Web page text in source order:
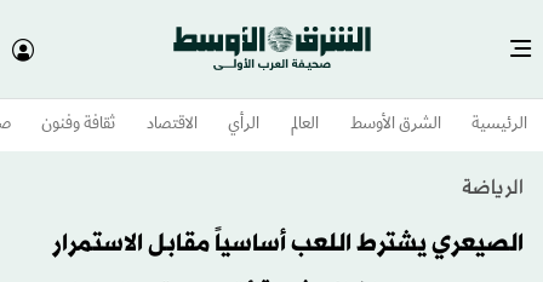
الرئيسية الشرق الأوسط​ العالم الرأي الاقتصاد ثقافة وفنون
الرياضة
الصيعري يشترط اللعب أساسياً مقابل الاستمرار